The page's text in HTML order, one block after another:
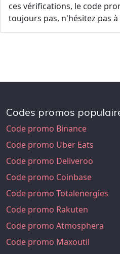
ces vérifications, le code
toujours pas, n'hésitez pas
Codes promos
Code promo Binance
Code promo Uber Eats
Code promo Deliveroo
Code promo Coinbase
Code promo Totalenergies
Code promo Rakuten
Code promo Atmosphera
Code promo Maxoutil